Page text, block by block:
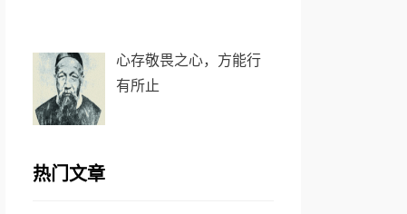
心存敬畏之心，方能行
有所止
热门文章